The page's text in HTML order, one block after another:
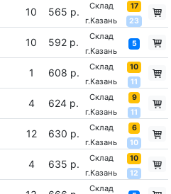
10 565 р.
Склад
г.Казань
17
23
10 592 р.
Склад
г.Казань
5
1 608 р.
Склад
г.Казань
10
11
4 624 р.
Склад
г.Казань
9
11
12 630 р.
Склад
г.Казань
6
10
4 635 р.
Склад
г.Казань
10
12
Склад